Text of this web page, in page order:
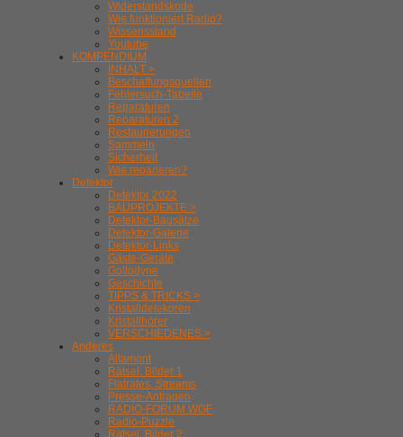
Widerstandskode
Wie funktioniert Radio?
Wissensstand
Youtube
KOMPENDIUM
INHALT >
Beschaffungsquellen
Fehlersuch-Tabelle
Reparaturen
Reparaturen 2
Restaurierungen
Sammeln
Sicherheit
Wie reparieren?
Detektor
Detektor 2022
BAUPROJEKTE >
Detektor-Bausätze
Detektor-Galerie
Detektor-Links
Gäste-Geräte
Gollodyne
Geschichte
TIPPS & TRICKS >
Kristalldetekoren
Kristallhörer
VERSCHIEDENES >
Anderes
Altamont
Rätsel. Bilder 1
Flatrates, Streams
Presse-Anfragen
RADIO-FORUM WGF
Radio-Puzzle
Rätsel. Bilder 2